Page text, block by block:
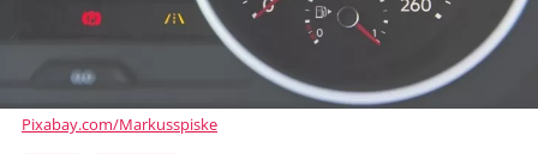
Pixabay.com/Markusspiske